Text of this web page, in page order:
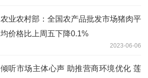
农业农村部：全国农产品批发市场猪肉平
均价格比上周五下降0.1%
2023-06-06
倾听市场主体心声 助推营商环境优化 莲